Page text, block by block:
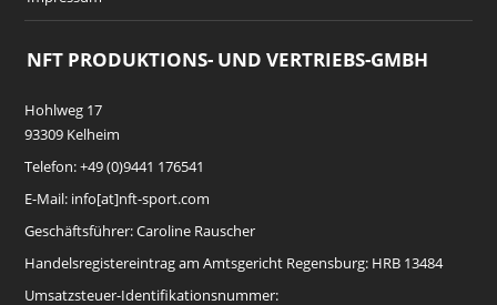
NFT PRODUKTIONS- UND VERTRIEBS-GMBH
Hohlweg 17
93309 Kelheim
Telefon: +49 (0)9441 176541
E-Mail: info[at]nft-sport.com
Geschäftsführer: Caroline Rauscher
Handelsregistereintrag am Amtsgericht Regensburg: HRB 13484
Umsatzsteuer-Identifikationsnummer: